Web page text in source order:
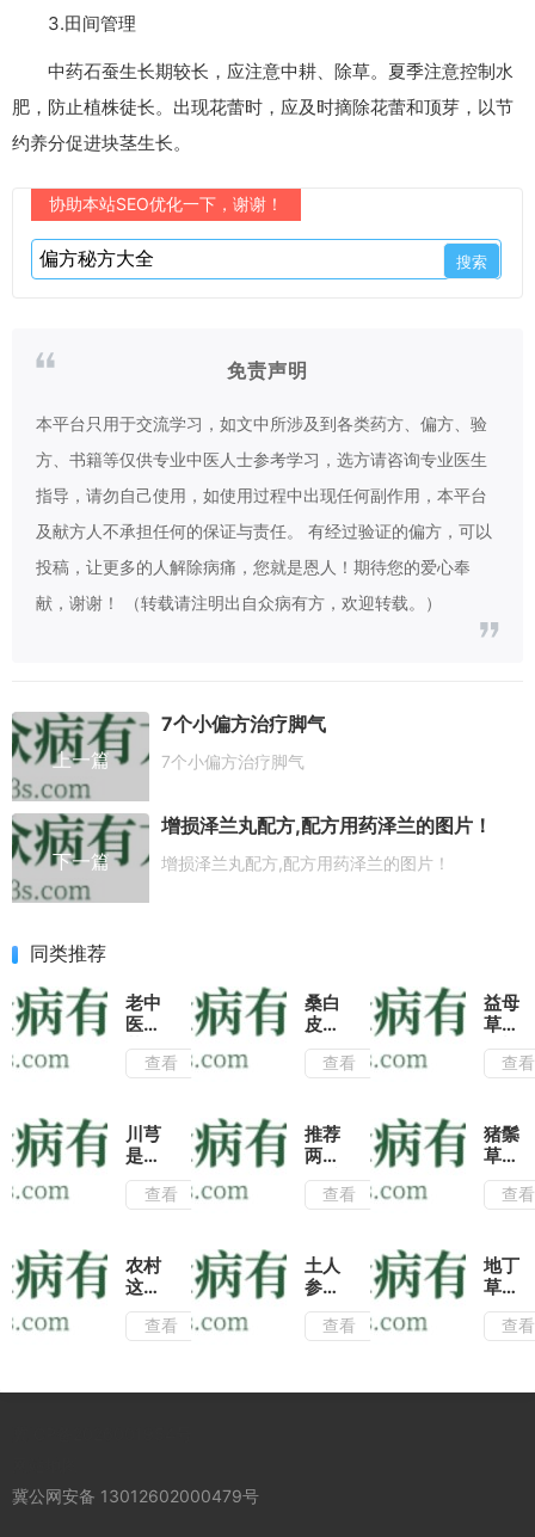
3.田间管理
中药石蚕生长期较长，应注意中耕、除草。夏季注意控制水
肥，防止植株徒长。出现花蕾时，应及时摘除花蕾和顶芽，以节
约养分促进块茎生长。
协助本站SEO优化一下，谢谢！
免责声明
本平台只用于交流学习，如文中所涉及到各类药方、偏方、验
方、书籍等仅供专业中医人士参考学习，选方请咨询专业医生
指导，请勿自己使用，如使用过程中出现任何副作用，本平台
及献方人不承担任何的保证与责任。 有经过验证的偏方，可以
投稿，让更多的人解除病痛，您就是恩人！期待您的爱心奉
献，谢谢！ （转载请注明出自众病有方，欢迎转载。）
上一篇
7个小偏方治疗脚气
7个小偏方治疗脚气
下一篇
增损泽兰丸配方,配方用药泽兰的图片！
增损泽兰丸配方,配方用药泽兰的图片！
同类推荐
老中
医推
荐三
个治
良的
偏方
查看
桑白
皮的
功效
有哪
一种
消肿
平喘
的中
它的
这几
种用
法药
效更
查看
益母
草搭
配蜂
蜜泡
有润
肺止
咳的
帮助
肝脏
哦!
查看
川芎
是活
血行
气的
推荐
几种
用法
专治
痛!
查看
推荐
两种
五爪
风的
法,
对治
疗跌
打损
的疗
查看
猪鬃
草是
治疗
肺热
用
药,
了解
这几
效
查看
农村
这种
长在
地上
梅花
治疗
查看
土人
参的
功效
与作
土人
查看
地丁
草是
农村
常见
痛
查看
冀公网安备 13012602000479号